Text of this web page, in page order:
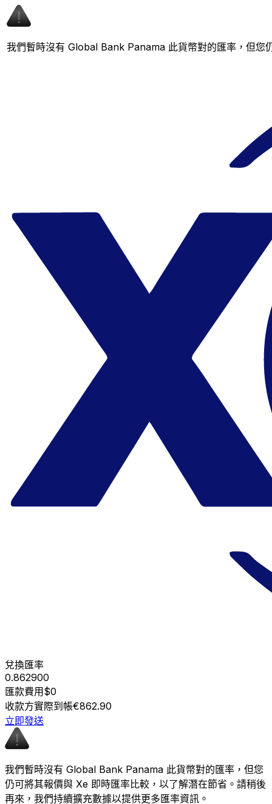
我們暫時沒有 Global Bank Panama 此貨幣對的匯率，但您
兌換匯率
0.862900
匯款費用$0
收款方實際到帳€862.90
立即發送
我們暫時沒有 Global Bank Panama 此貨幣對的匯率，但您
仍可將其報價與 Xe 即時匯率比較，以了解潛在節省。請稍後
再來，我們持續擴充數據以提供更多匯率資訊。